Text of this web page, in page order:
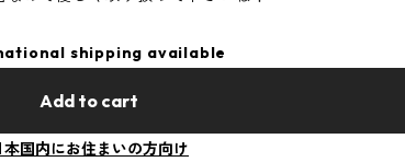
shipping available
Add to cart
本国内にお住まいの方向け